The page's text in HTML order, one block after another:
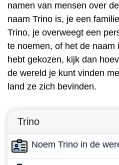
namen van mensen over
naam Trino is, je een
Trino, je overweegt een
te noemen, of het de naam
hebt gekozen, kijk dan
de wereld je kunt vinden
land ze zich bevinden.
Trino
Noem Trino in de